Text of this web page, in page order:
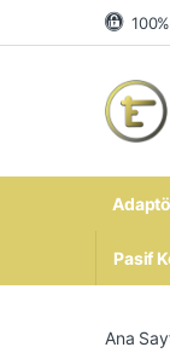
Skip to navigation
Skip to content
Pasif
Ana